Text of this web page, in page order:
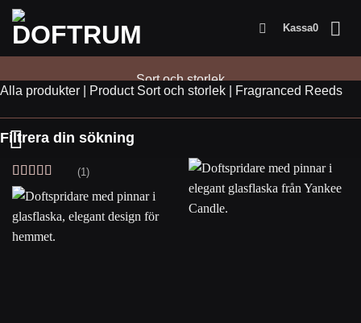
Skip
Kassa0
Sort och storlek
Fragranced
Reeds
Alla produkter Product Sort och storlek Fragranced Reeds
Filtrera din sökning
Betygsatt
5
av 5
(1)